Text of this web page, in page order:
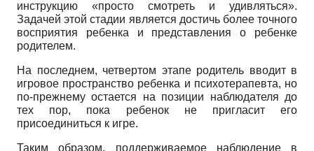
инструкцию «просто смотреть и удивляться».
Задачей этой стадии является достичь более точного
восприятия ребенка и представления о ребенке
родителем.
На последнем, четвертом этапе родитель вводит в
игровое пространство ребенка и психотерапевта, но
по-прежнему остается на позиции наблюдателя до
тех пор, пока ребенок не пригласит его
присоединиться к игре.
Таким образом, поддерживаемое наблюдение в